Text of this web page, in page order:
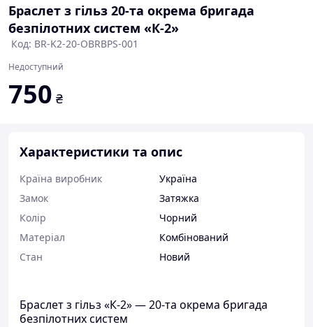
Браслет з гільз 20-та окрема бригада
безпілотних систем «К-2»
Код: BR-K2-20-OBRBPS-001
Недоступний
750 ₴
Характеристики та опис
Країна виробник
Україна
Замок
Затяжка
Колір
Чорний
Матеріал
Комбінований
Стан
Новий
Браслет з гільз «К-2» — 20-та окрема бригада
безпілотних систем